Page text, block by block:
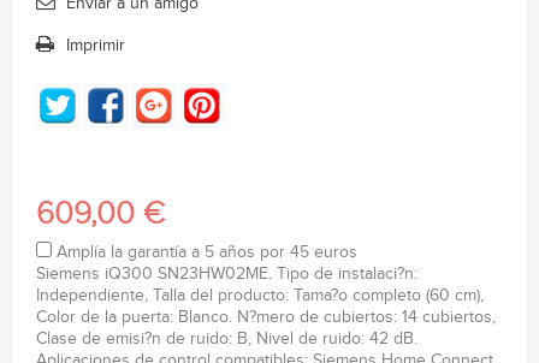
Imprimir
609,00 €
Amplía la garantía a 5 años por 45 euros
Siemens iQ300 SN23HW02ME. Tipo de instalaci?n:
Independiente, Talla del producto: Tama?o completo (60 cm),
Color de la puerta: Blanco. N?mero de cubiertos: 14 cubiertos,
Clase de emisi?n de ruido: B, Nivel de ruido: 42 dB.